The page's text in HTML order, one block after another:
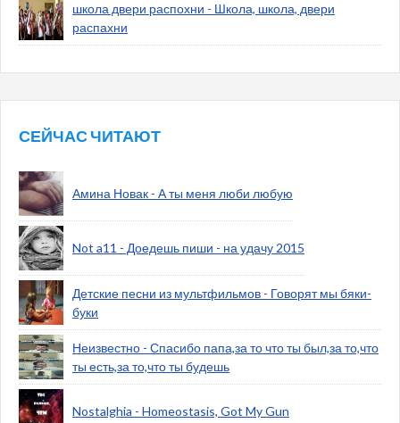
школа двери распохни - Школа, школа, двери
распахни
СЕЙЧАС ЧИТАЮТ
Амина Новак - А ты меня люби любую
Not a11 - Доедешь пиши - на удачу 2015
Детские песни из мультфильмов - Говорят мы бяки-
буки
Неизвестно - Спасибо папа,за то что ты был,за то,что
ты есть,за то,что ты будешь
Nostalghia - Homeostasis, Got My Gun